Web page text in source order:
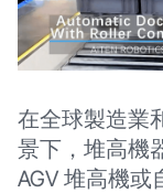
在全球製造業
景下，堆高機
AGV 堆高機